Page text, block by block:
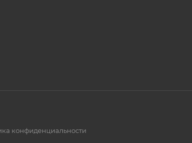
конфиденциальности